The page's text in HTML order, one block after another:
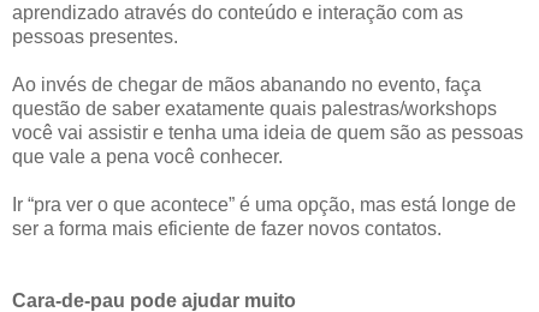
aprendizado através do conteúdo e interação com as
pessoas presentes.
Ao invés de chegar de mãos abanando no evento, faça
questão de saber exatamente quais palestras/workshops
você vai assistir e tenha uma ideia de quem são as pessoas
que vale a pena você conhecer.
Ir “pra ver o que acontece” é uma opção, mas está longe de
ser a forma mais eficiente de fazer novos contatos.
Cara-de-pau pode ajudar muito